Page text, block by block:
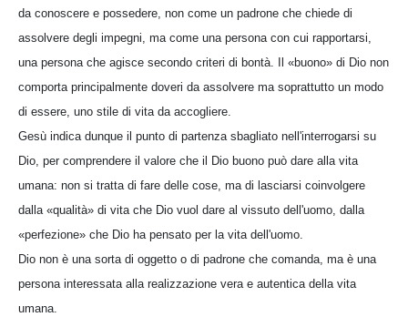
da conoscere e possedere, non come un padrone che chiede di
assolvere degli impegni, ma come una persona con cui rapportarsi,
una persona che agisce secondo criteri di bontà. Il «buono» di Dio non
comporta principalmente doveri da assolvere ma soprattutto un modo
di essere, uno stile di vita da accogliere.
Gesù indica dunque il punto di partenza sbagliato nell'interrogarsi su
Dio, per comprendere il valore che il Dio buono può dare alla vita
umana: non si tratta di fare delle cose, ma di lasciarsi coinvolgere
dalla «qualità» di vita che Dio vuol dare al vissuto dell'uomo, dalla
«perfezione» che Dio ha pensato per la vita dell'uomo.
Dio non è una sorta di oggetto o di padrone che comanda, ma è una
persona interessata alla realizzazione vera e autentica della vita
umana.